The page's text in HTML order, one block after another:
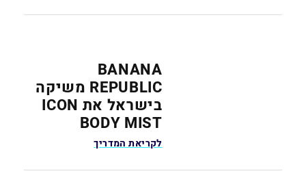
BANANA
REPUBLIC משיקה
בישראל את ICON
BODY MIST
לקריאת המדריך